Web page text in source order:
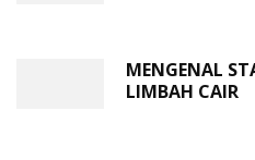
MENGENAL
LIMBAH CAIR